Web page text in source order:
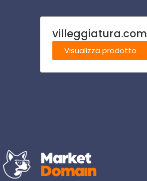
villeggiatura.com
Visualizza prodotto